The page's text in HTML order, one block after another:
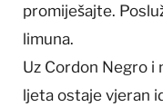
promiješajte.
limuna.
Uz Cordon Negro i
ljeta ostaje vjeran